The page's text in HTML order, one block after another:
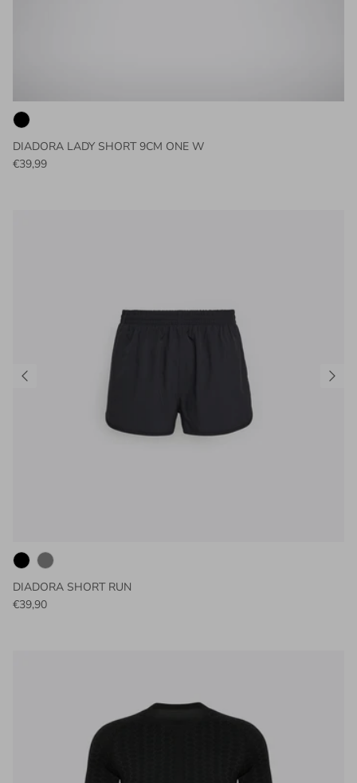
DIADORA LADY SHORT 9CM ONE W
€39,99
DIADORA SHORT RUN
€39,90